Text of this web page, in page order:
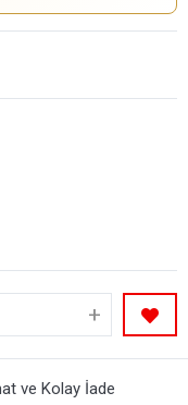
+
ve Kolay İade